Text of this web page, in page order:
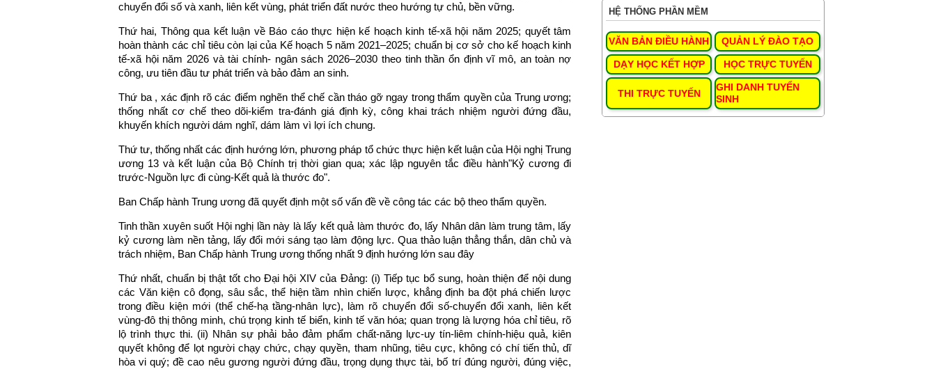
chuyển đổi số và xanh, liên kết vùng, phát triển đất nước theo hướng tự chủ, bền vững.
Thứ hai, Thông qua kết luận về Báo cáo thực hiện kế hoạch kinh tế-xã hội năm 2025; quyết tâm
hoàn thành các chỉ tiêu còn lại của Kế hoạch 5 năm 2021–2025; chuẩn bị cơ sở cho kế hoạch kinh
tế-xã hội năm 2026 và tài chính- ngân sách 2026–2030 theo tinh thần ổn định vĩ mô, an toàn nợ
công, ưu tiên đầu tư phát triển và bảo đảm an sinh.
Thứ ba , xác định rõ các điểm nghẽn thể chế cần tháo gỡ ngay trong thẩm quyền của Trung ương;
thống nhất cơ chế theo dõi-kiểm tra-đánh giá định kỳ, công khai trách nhiệm người đứng đầu,
khuyến khích người dám nghĩ, dám làm vì lợi ích chung.
Thứ tư, thống nhất các định hướng lớn, phương pháp tổ chức thực hiện kết luận của Hội nghị Trung
ương 13 và kết luận của Bộ Chính trị thời gian qua; xác lập nguyên tắc điều hành"Kỷ cương đi
trước-Nguồn lực đi cùng-Kết quả là thước đo".
Ban Chấp hành Trung ương đã quyết định một số vấn đề về công tác các bộ theo thẩm quyền.
Tinh thần xuyên suốt Hội nghị lần này là lấy kết quả làm thước đo, lấy Nhân dân làm trung tâm, lấy
kỷ cương làm nền tảng, lấy đổi mới sáng tạo làm động lực. Qua thảo luận thẳng thắn, dân chủ và
trách nhiệm, Ban Chấp hành Trung ương thống nhất 9 định hướng lớn sau đây
Thứ nhất, chuẩn bị thật tốt cho Đại hội XIV của Đảng: (i) Tiếp tục bổ sung, hoàn thiện để nội dung
các Văn kiện cô đọng, sâu sắc, thể hiện tầm nhìn chiến lược, khẳng định ba đột phá chiến lược
trong điều kiện mới (thể chế-hạ tầng-nhân lực), làm rõ chuyển đổi số-chuyển đổi xanh, liên kết
vùng-đô thị thông minh, chú trọng kinh tế biển, kinh tế văn hóa; quan trọng là lượng hóa chỉ tiêu, rõ
lộ trình thực thi. (ii) Nhân sự phải bảo đảm phẩm chất-năng lực-uy tín-liêm chính-hiệu quả, kiên
quyết không để lọt người chạy chức, chạy quyền, tham nhũng, tiêu cực, không có chí tiến thủ, dĩ
hòa vi quý; đề cao nêu gương người đứng đầu, trọng dụng thực tài, bố trí đúng người, đúng việc,
HỆ THỐNG PHẦN MỀM
VĂN BẢN ĐIỀU HÀNH QUẢN LÝ ĐÀO TẠO
DẠY HỌC KẾT HỢP HỌC TRỰC TUYẾN
THI TRỰC TUYẾN
GHI DANH TUYỂN
SINH